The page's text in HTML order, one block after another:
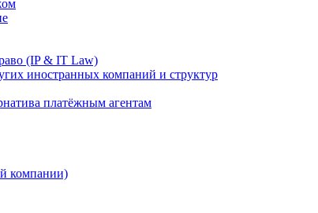
(IP & IT Law)
иностранных компаний и структур
платёжным агентам
компании)